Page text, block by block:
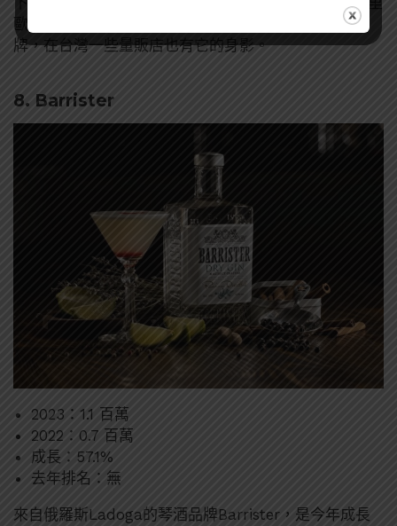
歐主要市場也是在西班牙，相當具有地中海情調的品
牌，在台灣一些量販店也有它的身影。
8. Barrister
2023：1.1 百萬
2022：0.7 百萬
成長：57.1%
去年排名：無
來自俄羅斯Ladoga的琴酒品牌Barrister，是今年成長